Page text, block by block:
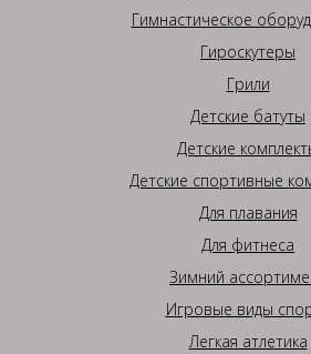
Гимнастическое
Гироскутеры
Грили
Детские батуты
Детские
Детские спортивные
Для плавания
Для фитнеса
Зимний
Игровые виды
Легкая атлетика